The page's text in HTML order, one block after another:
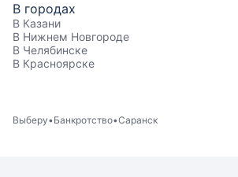
В городах
В Казани
В Нижнем Новгороде
В Челябинске
В Красноярске
Выберу Банкротство Саранск